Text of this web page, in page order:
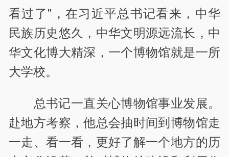
看过了”，在习近平总书记看来，中华
民族历史悠久，中华文明源远流长，中
华文化博大精深，一个博物馆就是一所
大学校。
总书记一直关心博物馆事业发展。
赴地方考察，他总会抽时间到博物馆走
一走、看一看，更好了解一个地方的历